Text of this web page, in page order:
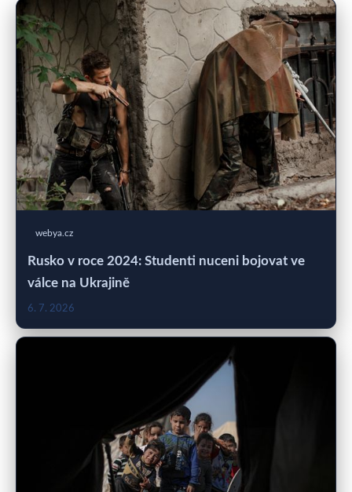
webya.cz
Rusko v roce 2024: Studenti nuceni bojovat ve
válce na Ukrajině
6. 7. 2026